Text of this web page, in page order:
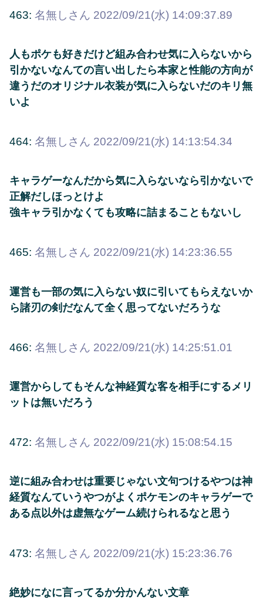
463: 名無しさん 2022/09/21(水) 14:09:37.89
人もポケも好きだけど組み合わせ気に入らないから
引かないなんての言い出したら本家と性能の方向が
違うだのオリジナル衣装が気に入らないだのキリ無
いよ
464: 名無しさん 2022/09/21(水) 14:13:54.34
キャラゲーなんだから気に入らないなら引かないで
正解だしほっとけよ
強キャラ引かなくても攻略に詰まることもないし
465: 名無しさん 2022/09/21(水) 14:23:36.55
運営も一部の気に入らない奴に引いてもらえないか
ら諸刃の剣だなんて全く思ってないだろうな
466: 名無しさん 2022/09/21(水) 14:25:51.01
運営からしてもそんな神経質な客を相手にするメリ
ットは無いだろう
472: 名無しさん 2022/09/21(水) 15:08:54.15
逆に組み合わせは重要じゃない文句つけるやつは神
経質なんていうやつがよくポケモンのキャラゲーで
ある点以外は虚無なゲーム続けられるなと思う
473: 名無しさん 2022/09/21(水) 15:23:36.76
絶妙になに言ってるか分かんない文章